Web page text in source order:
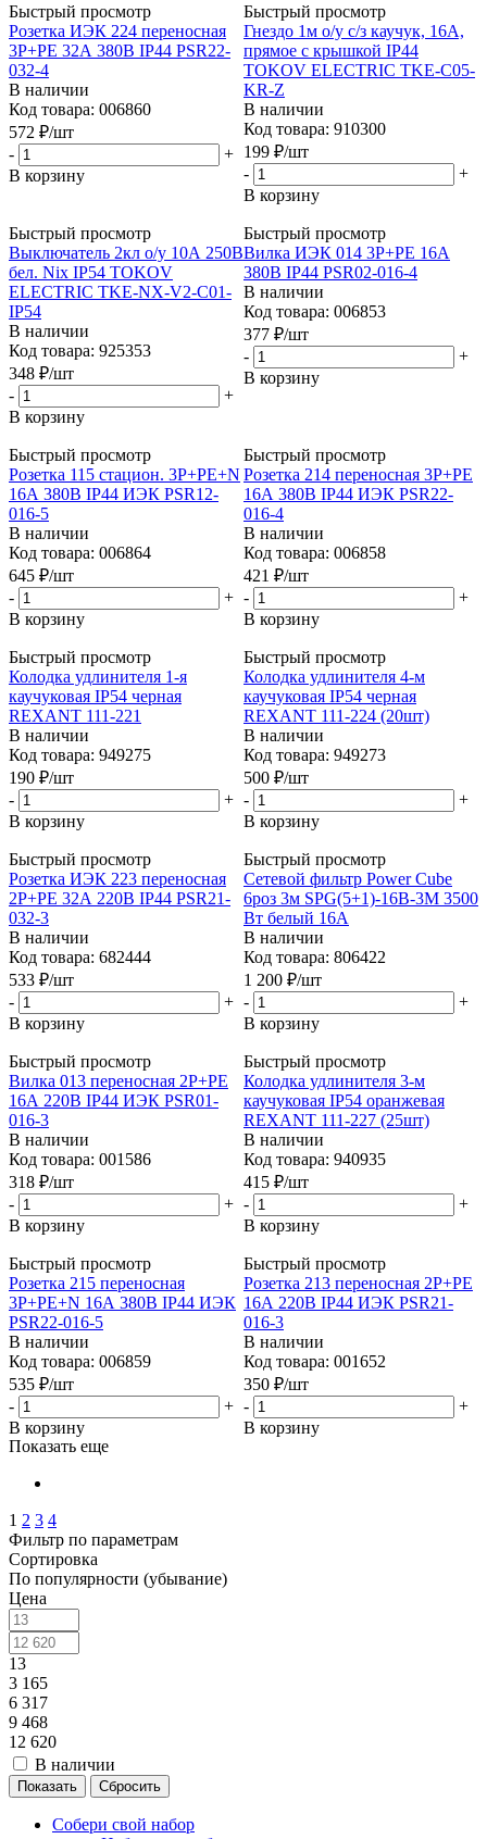
Быстрый просмотр
Розетка ИЭК 224 переносная
3Р+РЕ 32А 380В IР44 PSR22-
032-4
В наличии
Код товара: 006860
572 ₽/шт
-
+
В корзину
Быстрый просмотр
Гнездо 1м о/у с/з каучук, 16А,
прямое с крышкой IP44
TOKOV ELECTRIC TKE-C05-
KR-Z
В наличии
Код товара: 910300
199 ₽/шт
-
+
В корзину
Быстрый просмотр
Выключатель 2кл о/у 10А 250В
бел. Nix IP54 TOKOV
ELECTRIC TKE-NX-V2-C01-
IP54
В наличии
Код товара: 925353
348 ₽/шт
-
+
В корзину
Быстрый просмотр
Вилка ИЭК 014 3Р+РЕ 16А
380В IР44 PSR02-016-4
В наличии
Код товара: 006853
377 ₽/шт
-
+
В корзину
Быстрый просмотр
Розетка 115 стацион. 3Р+РЕ+N
16А 380В IР44 ИЭК PSR12-
016-5
В наличии
Код товара: 006864
645 ₽/шт
-
+
В корзину
Быстрый просмотр
Розетка 214 переносная 3Р+РЕ
16А 380В IР44 ИЭК PSR22-
016-4
В наличии
Код товара: 006858
421 ₽/шт
-
+
В корзину
Быстрый просмотр
Колодка удлинителя 1-я
каучуковая IP54 черная
REXANT 111-221
В наличии
Код товара: 949275
190 ₽/шт
-
+
В корзину
Быстрый просмотр
Колодка удлинителя 4-м
каучуковая IP54 черная
REXANT 111-224 (20шт)
В наличии
Код товара: 949273
500 ₽/шт
-
+
В корзину
Быстрый просмотр
Розетка ИЭК 223 переносная
2Р+РЕ 32А 220В IР44 PSR21-
032-3
В наличии
Код товара: 682444
533 ₽/шт
-
+
В корзину
Быстрый просмотр
Сетевой фильтр Power Cube
6роз 3м SPG(5+1)-16B-3М 3500
Вт белый 16А
В наличии
Код товара: 806422
1 200 ₽/шт
-
+
В корзину
Быстрый просмотр
Вилка 013 переносная 2Р+РЕ
16А 220В IР44 ИЭК PSR01-
016-3
В наличии
Код товара: 001586
318 ₽/шт
-
+
В корзину
Быстрый просмотр
Колодка удлинителя 3-м
каучуковая IP54 оранжевая
REXANT 111-227 (25шт)
В наличии
Код товара: 940935
415 ₽/шт
-
+
В корзину
Быстрый просмотр
Розетка 215 переносная
3Р+РЕ+N 16А 380В IР44 ИЭК
PSR22-016-5
В наличии
Код товара: 006859
535 ₽/шт
-
+
В корзину
Быстрый просмотр
Розетка 213 переносная 2Р+РЕ
16А 220В IР44 ИЭК PSR21-
016-3
В наличии
Код товара: 001652
350 ₽/шт
-
+
В корзину
Показать еще
1 2 3 4
Фильтр по параметрам
Сортировка
По популярности (убывание)
Цена
13
3 165
6 317
9 468
12 620
В наличии
Сбросить
Собери свой набор